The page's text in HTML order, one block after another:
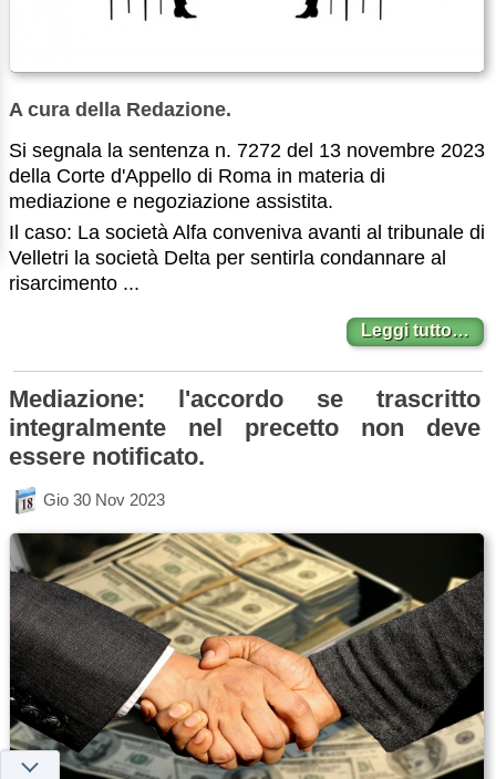
A cura della Redazione.
Si segnala la sentenza n. 7272 del 13 novembre 2023
della Corte d'Appello di Roma in materia di
mediazione e negoziazione assistita.
Il caso: La società Alfa conveniva avanti al tribunale di
Velletri la società Delta per sentirla condannare al
risarcimento ...
Leggi tutto…
Mediazione: l'accordo se trascritto
integralmente nel precetto non deve
essere notificato.
Gio 30 Nov 2023